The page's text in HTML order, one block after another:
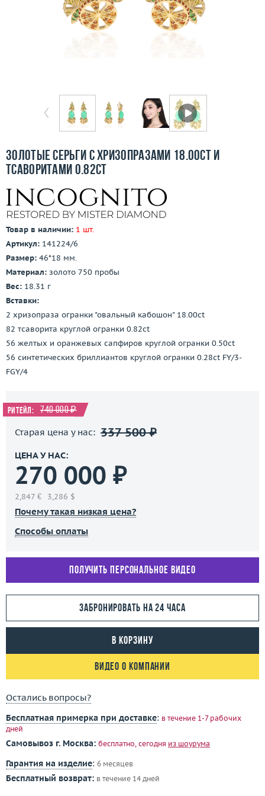
Бесплатная доставка
Контакты
Заказать звонок
Золотые серьги с хризопразами 18.00ct и
тсаворитами 0.82ct
Товар в наличии: 1 шт.
Артикул: 141224/6
Размер: 46*18 мм.
Материал: золото 750 пробы
Вес: 18.31 г
Вставки:
2 хризопраза огранки "овальный кабошон" 18.00ct
82 тсаворита круглой огранки 0.82ct
56 желтых и оранжевых сапфиров круглой огранки 0.50ct
56 синтетических бриллиантов круглой огранки 0.28ct FY/3-
FGY/4
Ритейл: 740 000 ₽
Старая цена у нас: 337 500 ₽
ЦЕНА У НАС:
270 000 ₽
2,847 € 3,286 $
Почему такая низкая цена?
Способы оплаты
Получить персональное видео
Забронировать на 24 часа
В корзину
Видео о компании
Остались вопросы?
Бесплатная примерка при доставке: в течение 1-7 рабочих
дней
Самовывоз г. Москва: бесплатно, сегодня из шоурума
Гарантия на изделие: 6 месяцев
Бесплатный возврат: в течение 14 дней